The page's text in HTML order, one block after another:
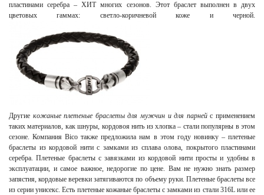
пластинами серебра – ХИТ многих сезонов. Этот браслет выполнен в двух
цветовых гаммах: светло-коричневой коже и черной.
Другие кожаные плетеные браслеты для мужчин и для парнейс применением
таких материалов, как шнуры, кордовоя нить из хлопка – стали популярны в этом
сезоне. Компания Bico также предложила нам в этом году новинку – плетеные
браслеты из кордовой нити с замками из сплава олова, покрытого пластинами
серебра. Плетеные браслеты с завязками из кордовой нити просты и удобны в
эксплуатации, и самое важное, недорогие по цене. Вам не нужно знать размер
запястия, кордовые веревки затягиваются по объему руки. Плетеные браслеты все
из серии унисекс. Есть плетеные кожаные браслеты с замками из стали 316L или ее